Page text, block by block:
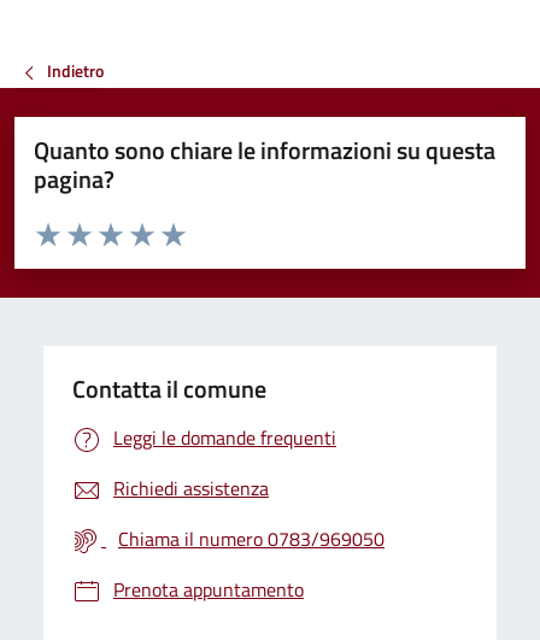
Indietro
Quanto sono chiare le informazioni su questa
pagina?
Valuta da 1 a 5 stelle la pagina
Valuta 5 stelle su 5
Valuta 4 stelle su 5
Valuta 3 stelle su 5
Valuta 2 stelle su 5
Valuta 1 stelle su 5
Contatta il comune
Leggi le domande frequenti
Richiedi assistenza
Chiama il numero 0783/969050
Prenota appuntamento